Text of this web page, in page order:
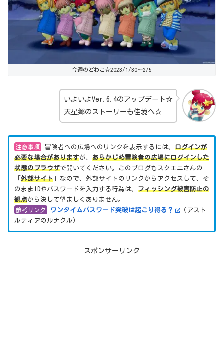
今週のどわこ☆2023/1/30～2/5
いよいよVer.6.4のアップデート☆
天星郷のストーリーも佳境へ☆
注意事項 冒険者への広場へのリンクを表示するには、 ログインが
必要な場合がありますが、 あらかじめ冒険者の広場にログインした
状態のブラウザで開いてください。このブログもスクエニさんの
外部サイト 」なので、外部サイトのリンクからアクセスして、そ
のままIDやパスワードを入力する行為は、 フィッシング被害防止の
観点から決して望ましくありません。
参考リンク ワンタイムパスワード突破は起こり得る？
（アスト
ルティアのルナクル）
スポンサーリンク